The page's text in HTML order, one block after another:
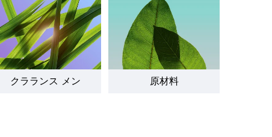
クラランス メン 原材料